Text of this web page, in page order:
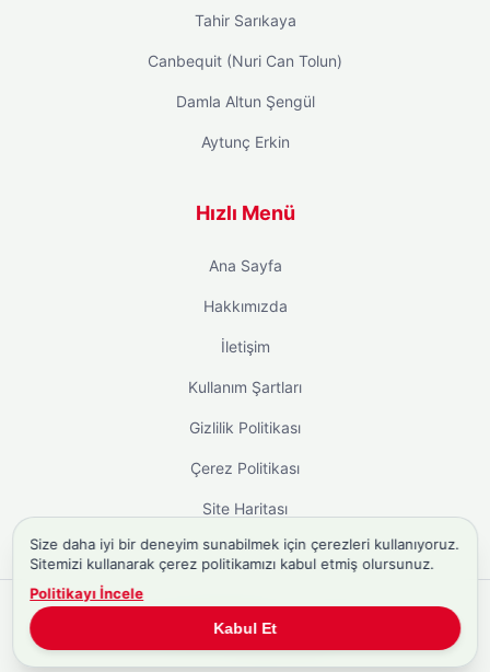
Tahir Sarıkaya
Canbequit (Nuri Can Tolun)
Damla Altun Şengül
Aytunç Erkin
Hızlı Menü
Ana Sayfa
Hakkımızda
İletişim
Kullanım Şartları
Gizlilik Politikası
Çerez Politikası
Site Haritası
Biyografi.co
Size daha iyi bir deneyim sunabilmek için çerezleri kullanıyoruz.
Sitemizi kullanarak çerez politikamızı kabul etmiş olursunuz.
Politikayı İncele
Kabul Et